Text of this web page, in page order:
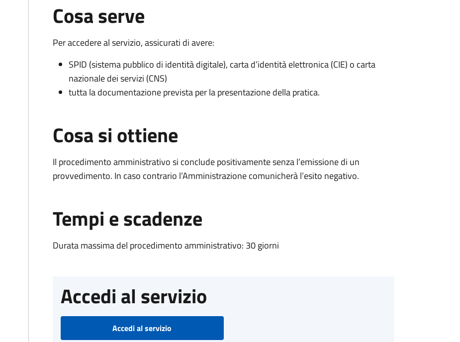
Cosa serve
Per accedere al servizio, assicurati di avere:
SPID (sistema pubblico di identità digitale), carta d’identità elettronica (CIE) o carta
nazionale dei servizi (CNS)
tutta la documentazione prevista per la presentazione della pratica.
Cosa si ottiene
Il procedimento amministrativo si conclude positivamente senza l’emissione di un
provvedimento. In caso contrario l’Amministrazione comunicherà l’esito negativo.
Tempi e scadenze
Durata massima del procedimento amministrativo: 30 giorni
Accedi al servizio
Accedi al servizio